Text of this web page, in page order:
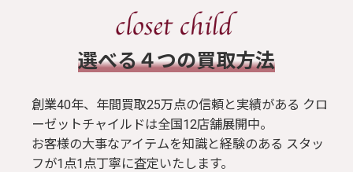
​選べる４つの買取方法
創業40年、年間買取25万点の信頼と実績がある クロ
ーゼットチャイルドは全国12店舗展開中。
お客様の大事なアイテムを知識と経験のある スタッ
フが1点1点丁寧に査定いたします。